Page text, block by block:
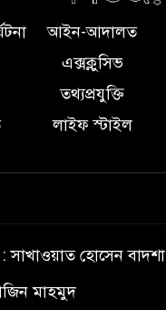
আইন-আদালত
এক্সক্লুসিভ
তথ্যপ্রযুক্তি
লাইফ স্টাইল
সাখাওয়াত হোসেন বাদশা
মাহমুদ